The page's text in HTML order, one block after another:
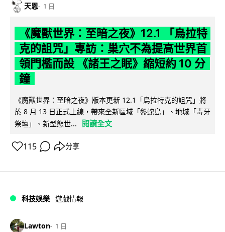
天恩 1 日
《魔獸世界：至暗之夜》12.1 「烏拉特
克的詛咒」專訪：巢穴不為提高世界首
領門檻而設 《諸王之眠》縮短約 10 分
鐘
《魔獸世界：至暗之夜》版本更新 12.1「烏拉特克的詛咒」將
於 8 月 13 日正式上線，帶來全新區域「盤蛇島」、地城「毒牙
祭壇」、新型態世...
閱讀全文
115 分享
科技娛樂 遊戲情報
Lawton 1 日